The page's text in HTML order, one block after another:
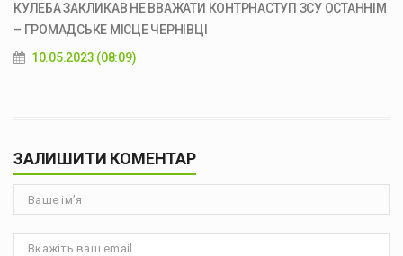
КУЛЕБА ЗАКЛИКАВ НЕ ВВАЖАТИ КОНТРНАСТУП ЗСУ ОСТАННІМ
– ГРОМАДСЬКЕ МІСЦЕ ЧЕРНІВЦІ
10.05.2023 (08:09)
ЗАЛИШИТИ КОМЕНТАР